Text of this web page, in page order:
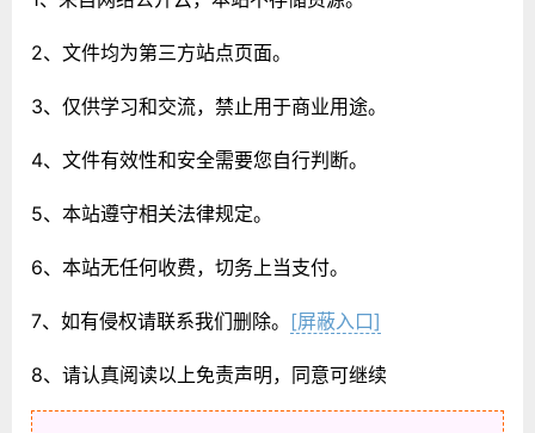
2、文件均为第三方站点页面。
3、仅供学习和交流，禁止用于商业用途。
4、文件有效性和安全需要您自行判断。
5、本站遵守相关法律规定。
6、本站无任何收费，切务上当支付。
7、如有侵权请联系我们删除。 [屏蔽入口]
8、请认真阅读以上免责声明，同意可继续